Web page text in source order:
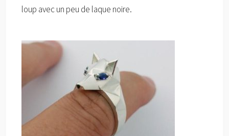
loup avec un peu de laque noire.